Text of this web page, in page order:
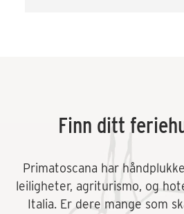
Finn ditt
Primatoscana har
leiligheter, agriturismo, og
Italia. Er dere mange som